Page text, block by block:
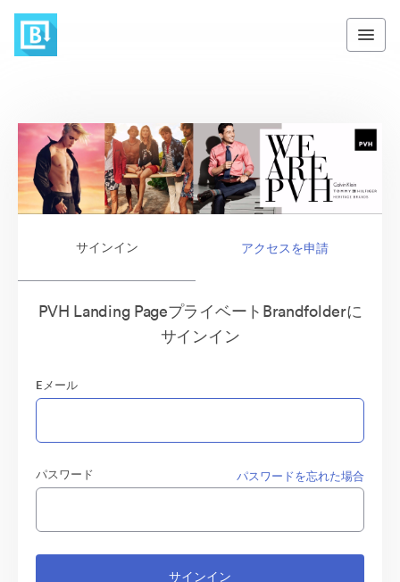
サインイン アクセスを申請
PVH Landing PageプライベートBrandfolderに
サインイン
Eメール
パスワード パスワードを忘れた場合